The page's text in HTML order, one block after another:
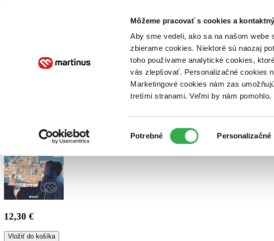
Môžeme pracovať s cookies a
Aby sme vedeli, ako sa na našom webe
zbierame cookies. Niektoré sú naozaj
toho používame analytické cookies,
vás zlepšovať. Personalizačné cookies
Marketingové cookies nám zas
tretími stranami. Veľmi by nám
súhlasu
Potrebné Personalizačné
Poukážky Kontakt
12,30 €
Vložiť do košíka